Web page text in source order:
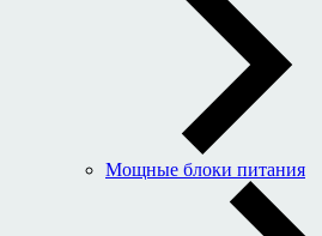
Мощные блоки питания